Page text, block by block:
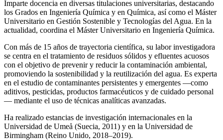
Imparte docencia en diversas titulaciones universitarias, destacando
los Grados en Ingeniería Química y en Química, así como el Máster
Universitario en Gestión Sostenible y Tecnologías del Agua. En la
actualidad, coordina el Máster Universitario en Ingeniería Química.
Con más de 15 años de trayectoria científica, su labor investigadora
se centra en el tratamiento de residuos sólidos y efluentes acuosos
con el objetivo de prevenir y reducir la contaminación ambiental,
promoviendo la sostenibilidad y la reutilización del agua. Es experta
en el estudio de contaminantes persistentes y emergentes —como
aditivos, pesticidas, productos farmacéuticos y de cuidado personal
— mediante el uso de técnicas analíticas avanzadas.
Ha realizado estancias de investigación internacionales en la
Universidad de Umeå (Suecia, 2011) y en la Universidad de
Birmingham (Reino Unido, 2018–2019).